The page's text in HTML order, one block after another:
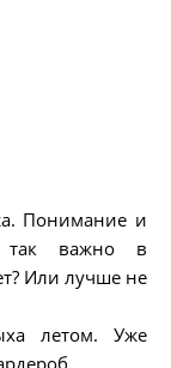
Понимание и
так важно в
Или лучше не
летом. Уже